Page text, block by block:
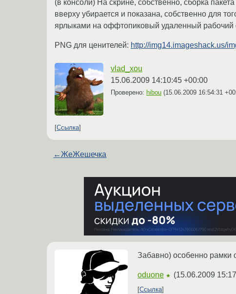
(в консоли) На скрине, собственно, сборка
вверху убирается и показана, собственно для
ярлыками на оффтопиковый удаленный рабочий
PNG для ценителей: http://img14.imageshack.us/
vlad_xou
15.06.2009 14:10:45 +00:00
Проверено: hibou (15.06.2009 16:54:31
Ссылка
←ЖеЖешечка
Забавно) особенно рамки
oduone ★ (15.06.2009
Ссылка